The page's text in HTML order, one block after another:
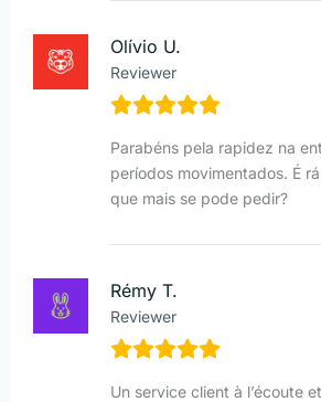
Olívio U.
Reviewer
Parabéns pela rapidez na
períodos movimentados. É
que mais se pode pedir?
Rémy T.
Reviewer
Un service client à l’écoute